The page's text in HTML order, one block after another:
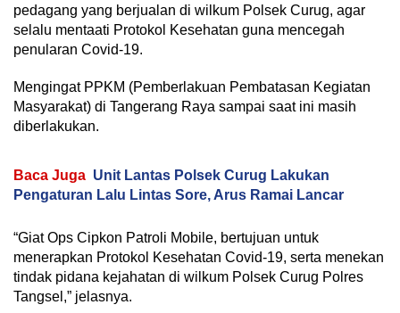
pedagang yang berjualan di wilkum Polsek Curug, agar
selalu mentaati Protokol Kesehatan guna mencegah
penularan Covid-19.
Mengingat PPKM (Pemberlakuan Pembatasan Kegiatan
Masyarakat) di Tangerang Raya sampai saat ini masih
diberlakukan.
Baca Juga Unit Lantas Polsek Curug Lakukan
Pengaturan Lalu Lintas Sore, Arus Ramai Lancar
“Giat Ops Cipkon Patroli Mobile, bertujuan untuk
menerapkan Protokol Kesehatan Covid-19, serta menekan
tindak pidana kejahatan di wilkum Polsek Curug Polres
Tangsel,” jelasnya.